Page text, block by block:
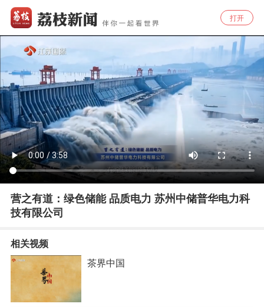
打开
营之有道：绿色储能 品质电力 苏州中储普华电力科
技有限公司
相关视频
茶界中国